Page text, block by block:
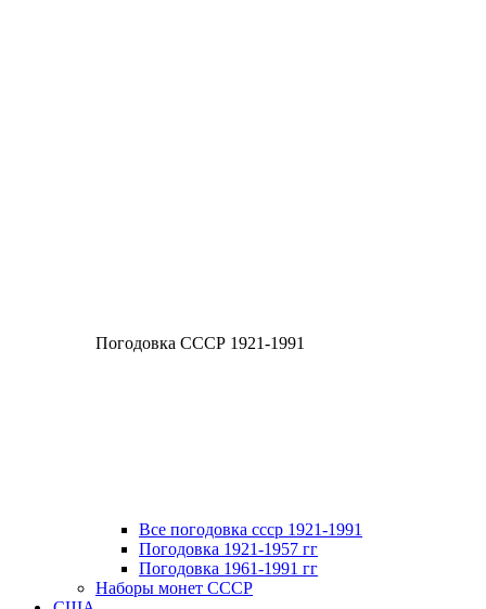
Погодовка СССР 1921-1991
Все погодовка ссср 1921-1991
Погодовка 1921-1957 гг
Погодовка 1961-1991 гг
Наборы монет СССР